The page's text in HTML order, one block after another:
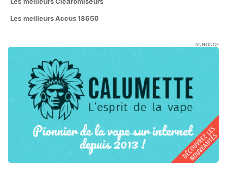
Les meilleurs Accus 18650
ANNONCE